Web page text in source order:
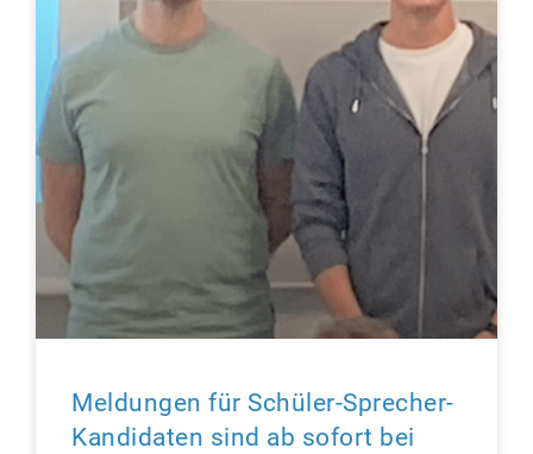
Meldungen für Schüler-Sprecher-
Kandidaten sind ab sofort bei